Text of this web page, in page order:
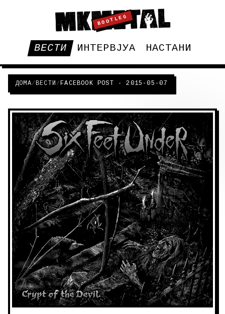
BOOTLEG
ВЕСТИ ИНТЕРВЈУА НАСТАНИ
ДОМА/ВЕСТИ /FACEBOOK POST - 2015-05-07